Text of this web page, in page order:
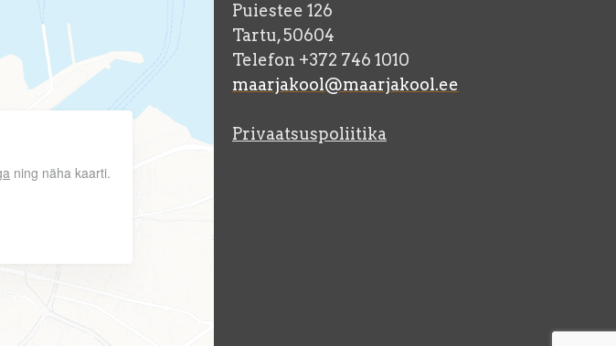
ning näha kaarti.
Puiestee 126
Tartu, 50604
Telefon +372 746 1010
maarjakool@maarjakool.ee
Privaatsuspoliitika